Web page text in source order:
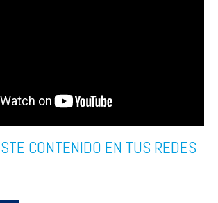
CONTENIDO EN TUS REDES